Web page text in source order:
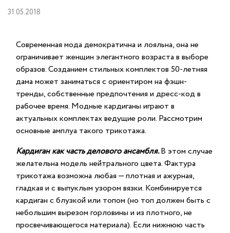
31.05.2018
Современная мода демократична и лояльна, она не
ограничивает женщин элегантного возраста в выборе
образов. Созданием стильных комплектов 50-летняя
дама может заниматься с ориентиром на фэшн-
тренды, собственные предпочтения и дресс-код в
рабочее время. Модные кардиганы играют в
актуальных комплектах ведущие роли. Рассмотрим
основные амплуа такого трикотажа.
Кардиган как часть делового ансамбля. В этом случае
желательна модель нейтрального цвета. Фактура
трикотажа возможна любая — плотная и ажурная,
гладкая и с выпуклым узором вязки. Комбинируется
кардиган с блузкой или топом (но топ должен быть с
небольшим вырезом горловины и из плотного, не
просвечивающегося материала). Если нижнюю часть